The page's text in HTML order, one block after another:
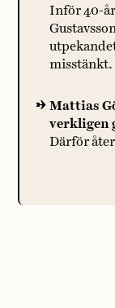
Inför 40-
misstänkt.
Mattias
verkligen
Därför